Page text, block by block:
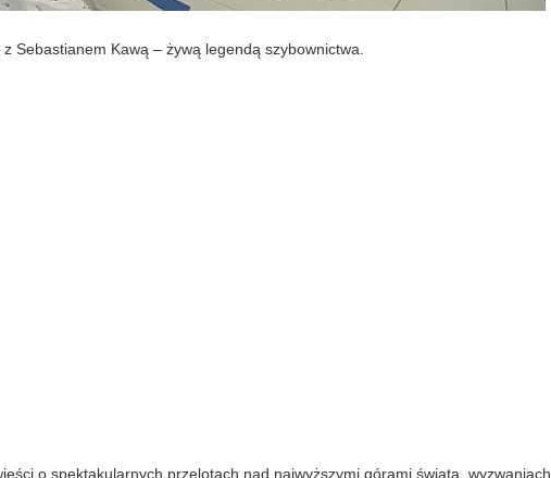
Sebastianem Kawą – żywą legendą szybownictwa.
o spektakularnych przelotach nad najwyższymi górami świata, wyzwaniach